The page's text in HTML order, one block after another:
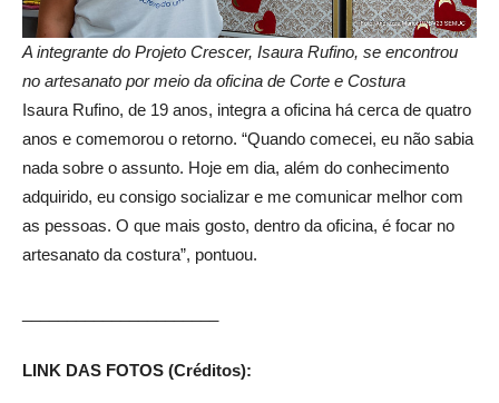
A integrante do Projeto Crescer, Isaura Rufino, se encontrou
no artesanato por meio da oficina de Corte e Costura
Isaura Rufino, de 19 anos, integra a oficina há cerca de quatro
anos e comemorou o retorno. “Quando comecei, eu não sabia
nada sobre o assunto. Hoje em dia, além do conhecimento
adquirido, eu consigo socializar e me comunicar melhor com
as pessoas. O que mais gosto, dentro da oficina, é focar no
artesanato da costura”, pontuou.
LINK DAS FOTOS (Créditos):